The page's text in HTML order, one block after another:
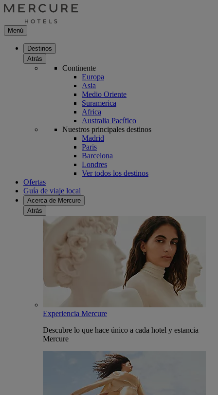
Menú
Destinos
Atrás
Continente
Europa
Asia
Medio Oriente
Suramerica
Africa
Australia Pacífico
Nuestros principales destinos
Madrid
Paris
Barcelona
Londres
Ver todos los destinos
Ofertas
Guía de viaje local
Acerca de Mercure
Atrás
Experiencia Mercure
Descubre lo que hace único a cada hotel y estancia
Mercure